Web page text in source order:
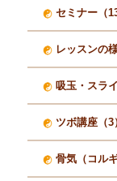
セミナー（
レッスンの
吸玉・スラ
ツボ講座（3
骨気（コル